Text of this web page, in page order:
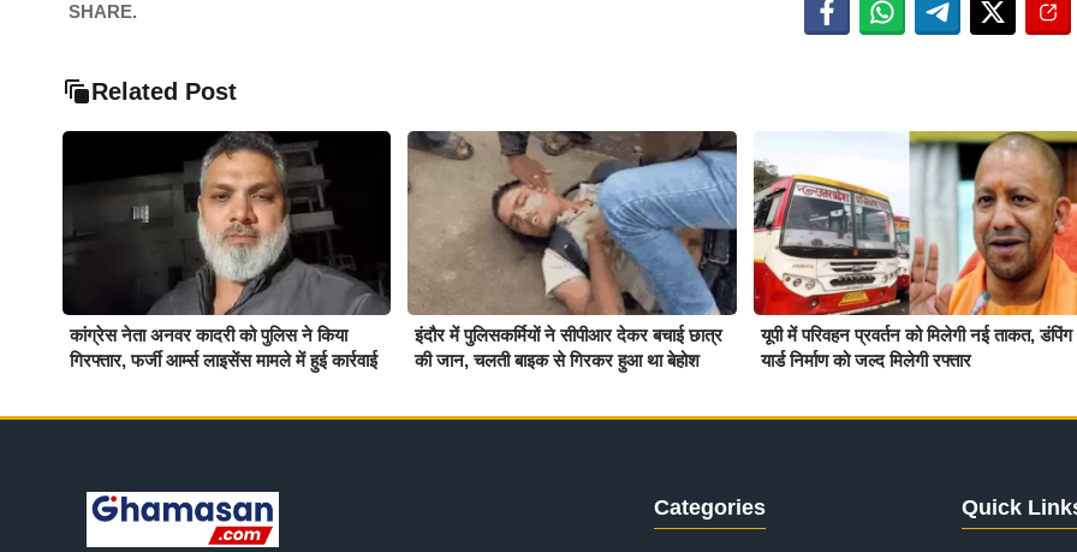
SHARE.
Related Post
कांग्रेस नेता अनवर कादरी को पुलिस ने किया
गिरफ्तार, फर्जी आर्म्स लाइसेंस मामले में हुई कार्रवाई
इंदौर में पुलिसकर्मियों ने सीपीआर देकर बचाई छात्र
की जान, चलती बाइक से गिरकर हुआ था बेहोश
यूपी में परिवहन प्रवर्तन को मिलेगी नई ताकत, डंपिंग
यार्ड निर्माण को जल्द मिलेगी रफ्तार
Categories Quick